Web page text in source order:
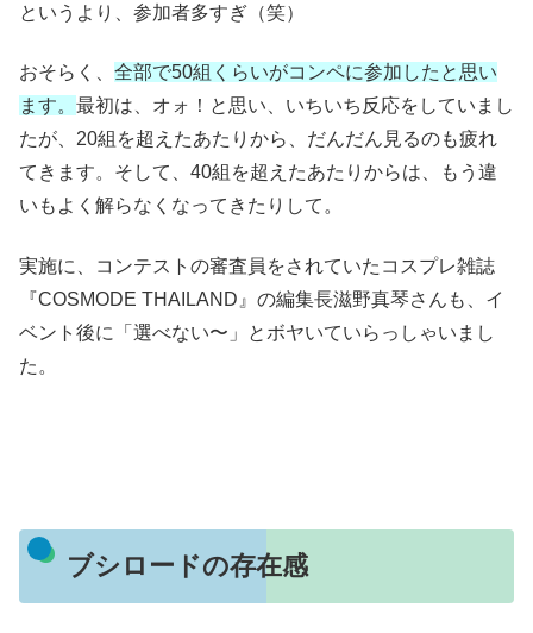
というより、参加者多すぎ（笑）
おそらく、 全部で50組くらいがコンペに参加したと思い
ます。 最初は、オォ！と思い、いちいち反応をしていまし
たが、20組を超えたあたりから、だんだん見るのも疲れ
てきます。そして、40組を超えたあたりからは、もう違
いもよく解らなくなってきたりして。
実施に、コンテストの審査員をされていたコスプレ雑誌
『COSMODE THAILAND』の編集長滋野真琴さんも、イ
ベント後に「選べない〜」とボヤいていらっしゃいまし
た。
ブシロードの存在感